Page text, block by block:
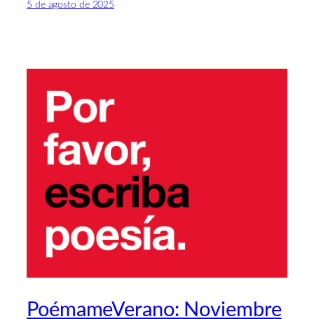
5 de agosto de 2025
PoémameVerano: Noviembre